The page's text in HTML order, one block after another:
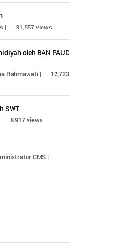
| 31,557 views
oleh BAN PAUD
Rahmawati |
12,723
SWT
8,917 views
CMS |